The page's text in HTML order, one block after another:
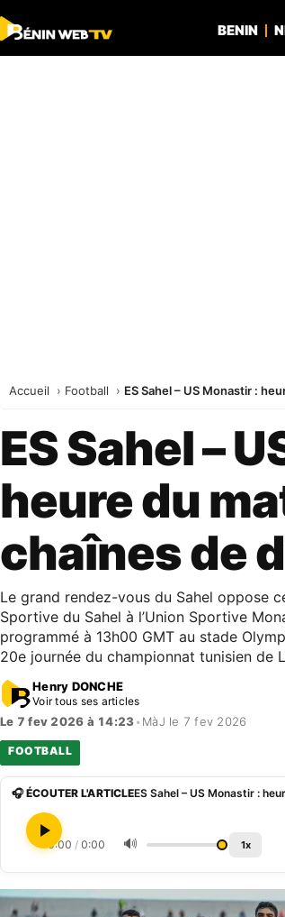
BENIN
Accueil Football ES Sahel – US Monastir :
ES Sahel –
heure du
chaînes de
Le grand rendez-vous du Sahel oppose
Sportive du Sahel à l’Union Sportive
programmé à 13h00 GMT au stade
20e journée du championnat tunisien de
Henry DONCHE
Voir tous ses articles
Le 7 fev 2026 à 14:23• MàJ le 7 fev 2026
FOOTBALL
🎧 ÉCOUTER L'ARTICLEES Sahel – US Monastir :
0:00 / 0:00 🔊 1x